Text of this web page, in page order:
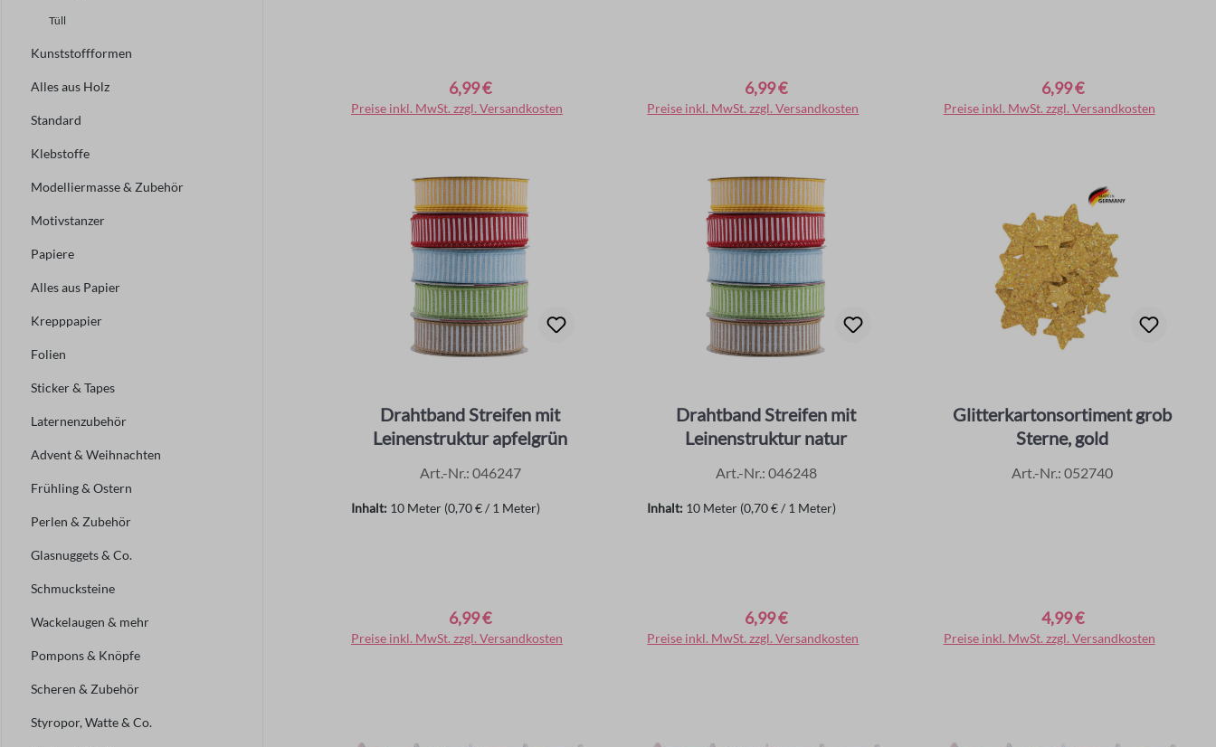
Tüll
Kunststoffformen
Alles aus Holz
Standard
Klebstoffe
Modelliermasse & Zubehör
Motivstanzer
Papiere
Alles aus Papier
Krepppapier
Folien
Sticker & Tapes
Laternenzubehör
Advent & Weihnachten
Frühling & Ostern
Perlen & Zubehör
Glasnuggets & Co.
Schmucksteine
Wackelaugen & mehr
Pompons & Knöpfe
Scheren & Zubehör
Styropor, Watte & Co.
Regulärer Preis:6,99 €
Preise inkl. MwSt. zzgl. Versandkosten
In den Warenkorb
Regulärer Preis:6,99 €
Preise inkl. MwSt. zzgl. Versandkosten
In den Warenkorb
Regulärer Preis:6,99 €
Preise inkl. MwSt. zzgl. Versandkosten
In den Warenkorb
Drahtband Streifen mit
Leinenstruktur apfelgrün
Art.-Nr.: 046247
Inhalt: 10 Meter (0,70 € / 1 Meter)
Regulärer Preis:6,99 €
Preise inkl. MwSt. zzgl. Versandkosten
In den Warenkorb
Drahtband Streifen mit
Leinenstruktur natur
Art.-Nr.: 046248
Inhalt: 10 Meter (0,70 € / 1 Meter)
Regulärer Preis:6,99 €
Preise inkl. MwSt. zzgl. Versandkosten
In den Warenkorb
Glitterkartonsortiment grob
Sterne, gold
Art.-Nr.: 052740
Regulärer Preis:4,99 €
Preise inkl. MwSt. zzgl. Versandkosten
In den Warenkorb